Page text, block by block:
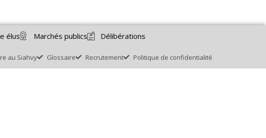
élus Marchés publics Délibérations
au Siahvy Glossaire Recrutement Politique de confidentialité